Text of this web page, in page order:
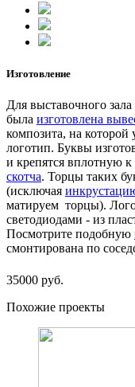
Изготовление
Для выставочного
была изготовлена
композита, на которой
логотип. Буквы
и крепятся вплотную
скотча. Торцы таких
(исключая
матируем торцы).
светодиодами - из
Посмотрите подобную
смонтирована по
35000 руб.
Похожие проекты